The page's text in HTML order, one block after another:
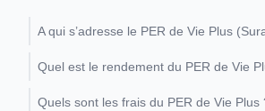
A qui s’adresse le PER de Vie Plus
Quel est le rendement du PER de Vie
Quels sont les frais du PER de Vie Plus